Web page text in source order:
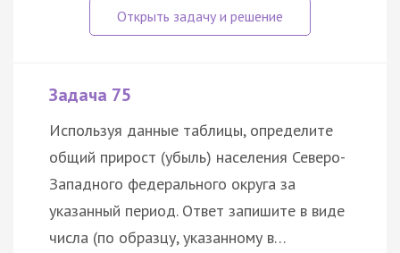
Задача 75
Используя данные таблицы, определите
общий прирост (убыль) населения Северо-
Западного федерального округа за
указанный период. Ответ запишите в виде
числа (по образцу, указанному в…